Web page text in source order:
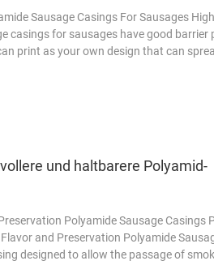
Sausage Casings For Sausages
casings for sausages have good barrier
print as your own design that can
und haltbarere Polyamid-
Polyamide Sausage Casings
and Preservation Polyamide
designed to allow the passage of